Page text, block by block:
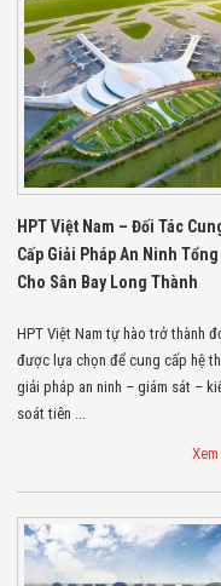
HPT Việt Nam – Đối Tác
Cấp Giải Pháp An Ninh
Cho Sân Bay Long Thành
HPT Việt Nam tự hào trở thành
được lựa chọn để cung cấp hệ
giải pháp an ninh – giám sát –
soát tiên ...